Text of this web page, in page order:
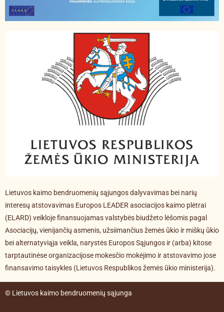
Lietuvos kaimo bendruomenių sąjungos dalyvavimas bei narių
interesų atstovavimas Europos LEADER asociacijos kaimo plėtrai
(ELARD) veikloje finansuojamas valstybės biudžeto lėšomis pagal
Asociacijų, vienijančių asmenis, užsiimančius žemės ūkio ir miškų ūkio
bei alternatyviąja veikla, narystės Europos Sąjungos ir (arba) kitose
tarptautinėse organizacijose mokesčio mokėjimo ir atstovavimo jose
finansavimo taisykles (Lietuvos Respublikos žemės ūkio ministerija).
© Lietuvos kaimo bendruomenių sąjunga